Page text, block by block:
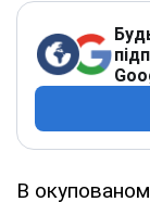
В